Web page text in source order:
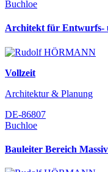
Buchloe
Architekt für Entwurfs-
Vollzeit
Architektur & Planung
DE-86807
Buchloe
Bauleiter Bereich